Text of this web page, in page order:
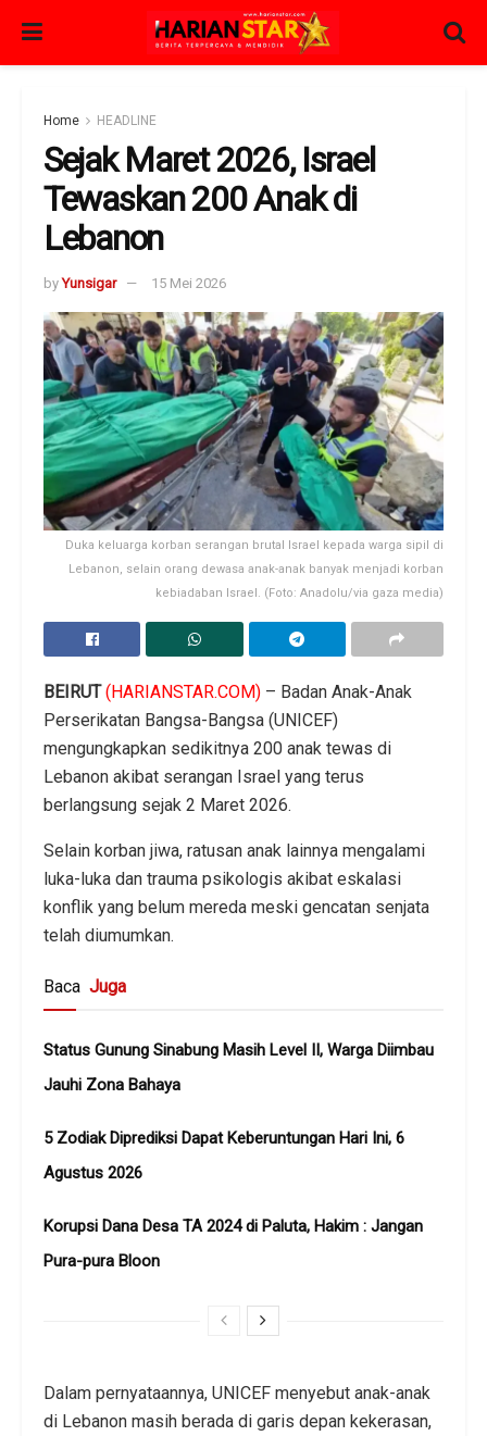
Home HEADLINE
Sejak Maret 2026, Israel
Tewaskan 200 Anak di
Lebanon
by Yunsigar 15 Mei 2026
Duka keluarga korban serangan brutal Israel kepada warga sipil di
Lebanon, selain orang dewasa anak-anak banyak menjadi korban
kebiadaban Israel. (Foto: Anadolu/via gaza media)
BEIRUT(HARIANSTAR.COM) – Badan Anak-Anak
Perserikatan Bangsa-Bangsa (UNICEF)
mengungkapkan sedikitnya 200 anak tewas di
Lebanon akibat serangan Israel yang terus
berlangsung sejak 2 Maret 2026.
Selain korban jiwa, ratusan anak lainnya mengalami
luka-luka dan trauma psikologis akibat eskalasi
konflik yang belum mereda meski gencatan senjata
telah diumumkan.
Baca Juga
Status Gunung Sinabung Masih Level II, Warga Diimbau
Jauhi Zona Bahaya
5 Zodiak Diprediksi Dapat Keberuntungan Hari Ini, 6
Agustus 2026
Korupsi Dana Desa TA 2024 di Paluta, Hakim : Jangan
Pura-pura Bloon
Dalam pernyataannya, UNICEF menyebut anak-anak
di Lebanon masih berada di garis depan kekerasan,